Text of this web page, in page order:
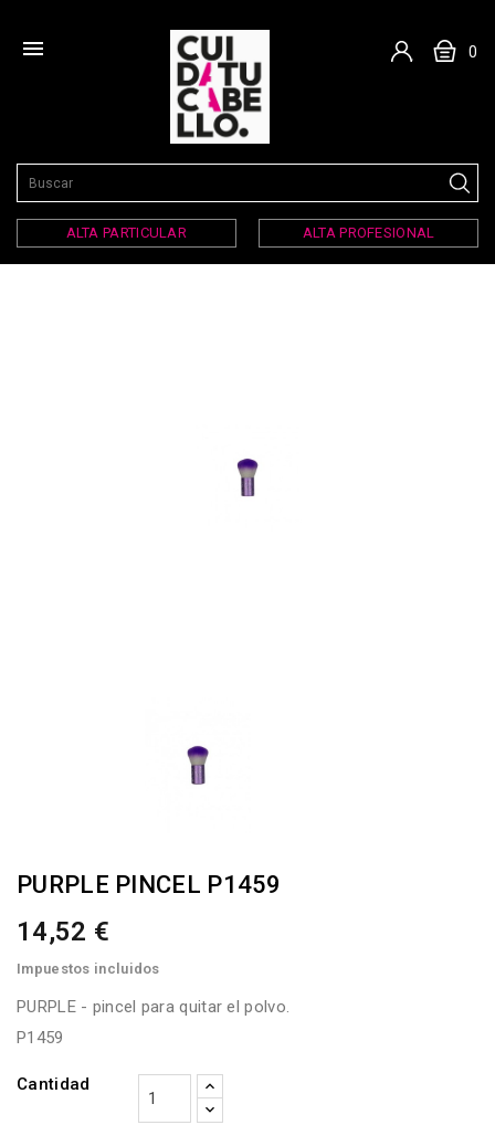
 0
ALTA PARTICULAR ALTA PROFESIONAL
PURPLE PINCEL P1459
14,52 €
Impuestos incluidos
PURPLE - pincel para quitar el polvo.
P1459
Cantidad